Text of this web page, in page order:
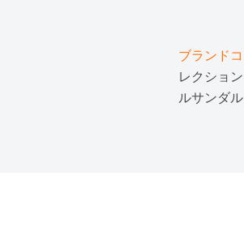
ブランド
レクショ
ルサンダル